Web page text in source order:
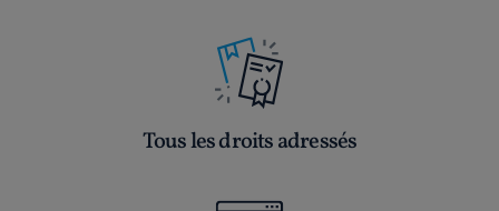
Tous les droits adressés